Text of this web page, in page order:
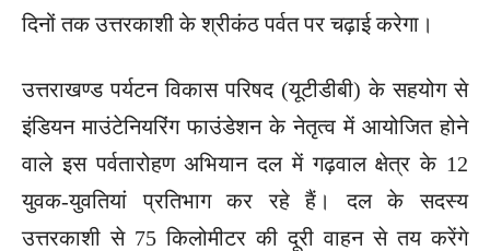
दिनों तक उत्तरकाशी के श्रीकंठ पर्वत पर चढ़ाई करेगा।
उत्तराखण्ड पर्यटन विकास परिषद (यूटीडीबी) के सहयोग से
इंडियन माउंटेनियरिंग फाउंडेशन के नेतृत्व में आयोजित होने
वाले इस पर्वतारोहण अभियान दल में गढ़वाल क्षेत्र के 12
युवक-युवतियां प्रतिभाग कर रहे हैं। दल के सदस्य
उत्तरकाशी से 75 किलोमीटर की दूरी वाहन से तय करेंगे